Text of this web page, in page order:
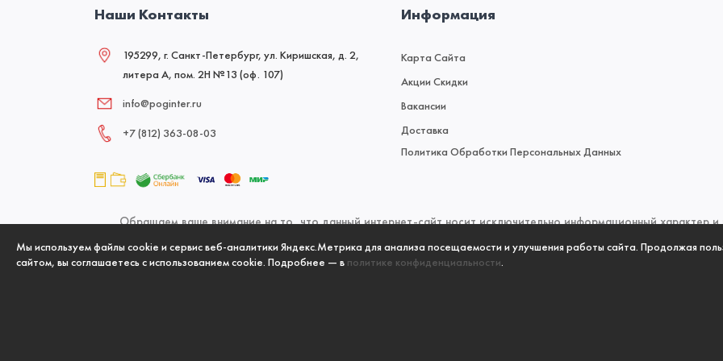
Мы используем файлы cookie и сервис веб-аналитики Яндекс.Метрика для анализа посещаемости и улучшения работы сайта. Продолжая
сайтом, вы соглашаетесь с использованием cookie. Подробнее — в политике конфиденциальности.
Наши Контакты
195299, г. Санкт-Петербург, ул. Киришская, д. 2,
литера А, пом. 2Н №13 (оф. 107)
info@poginter.ru
+7 (812) 363‑08‑03
Информация
Карта Сайта
Акции Скидки
Вакансии
Доставка
Политика Обработки Персональных Данных
Обращаем ваше внимание на то, что данный интернет-сайт носит исключительно информационный характер и
офертой, определяемой положениями Статьи 437 (2) Гражданского кодекса Российской Федерации. Для
указанных товаров и (или) услуг, пожалуйста, обращайтесь к менеджерам отдела продаж по